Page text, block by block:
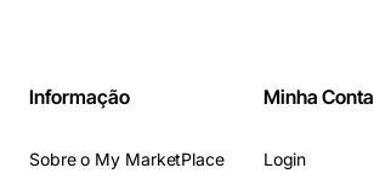
Informação
Sobre o My MarketPlace
Minha Conta
Login